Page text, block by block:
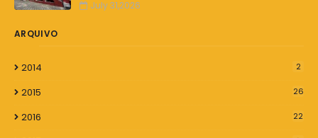
July 31,2026
ARQUIVO
2014 2
2015 26
2016 22